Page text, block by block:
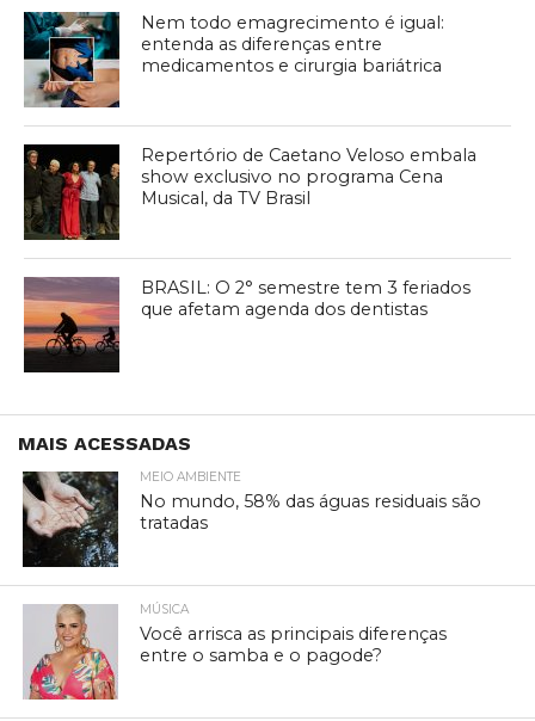
Nem todo emagrecimento é igual:
entenda as diferenças entre
medicamentos e cirurgia bariátrica
Repertório de Caetano Veloso embala
show exclusivo no programa Cena
Musical, da TV Brasil
BRASIL: O 2° semestre tem 3 feriados
que afetam agenda dos dentistas
MAIS ACESSADAS
MEIO AMBIENTE
No mundo, 58% das águas residuais são
tratadas
MÚSICA
Você arrisca as principais diferenças
entre o samba e o pagode?